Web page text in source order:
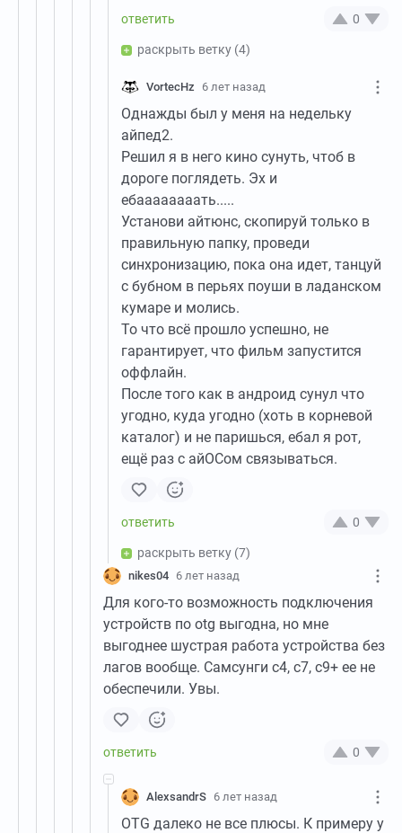
0
раскрыть ветку (4)
VortecHz 6 лет назад
Однажды был у меня на недельку
айпед2.
Решил я в него кино сунуть, чтоб в
дороге поглядеть. Эх и
ебаааааааать.....
Установи айтюнс, скопируй только в
правильную папку, проведи
синхронизацию, пока она идет, танцуй
с бубном в перьях поуши в ладанском
кумаре и молись.
То что всё прошло успешно, не
гарантирует, что фильм запустится
оффлайн.
После того как в андроид сунул что
угодно, куда угодно (хоть в корневой
каталог) и не паришься, ебал я рот,
ещё раз с айОСом связываться.
0
раскрыть ветку (7)
nikes04 6 лет назад
Для кого-то возможность подключения
устройств по otg выгодна, но мне
выгоднее шустрая работа устройства без
лагов вообще. Самсунги с4, с7, с9+ ее не
обеспечили. Увы.
0
AlexsandrS 6 лет назад
OTG далеко не все плюсы. К примеру у